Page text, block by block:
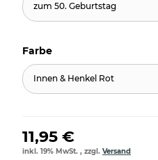
zum 50. Geburtstag
Farbe
Innen & Henkel Rot
11,95 €
inkl. 19% MwSt. , zzgl. Versand